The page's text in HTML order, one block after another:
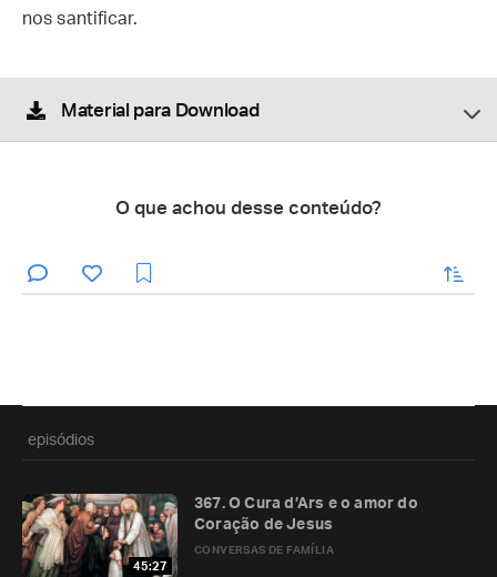
nos santificar.
Material para Download
O que achou desse conteúdo?
enviar
episódios
45:27
CONVERSAS DE FAMÍLIA
367. O Cura d’Ars e o amor do
Coração de Jesus